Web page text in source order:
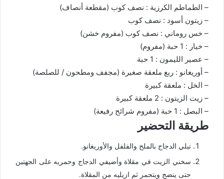
– الطماطم الكرزية : نصف كوب (مقطعة أنصاف)
– زيتون أسود : نصف كوب
– خس روماني : نصف كوب (مفروم خشن)
– خيار : 1 حبة (مفروم)
– عصير الليمون : 1 حبة
– أوريغانو : ربع ملعقة صغيرة (مجفف ومطحون / للصلصة)
– الخل : ملعقة كبيرة
– زيت الزيتون : 2 ملعقة كبيرة
– البصل : 1 حبة (مفروم شرائح رفيعة)
طريقة التحضير
تبلي الدجاج بالملح والفلفل والأوريغانو.
سخني الزيت في مقلاة وأضيفي الدجاج وحمريه على الجهتين
حتى ينضج ويتحمر ثم ازيليه من المقلاة.